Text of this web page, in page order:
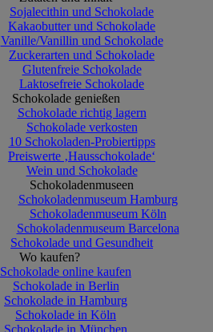
Sojalecithin und Schokolade
Kakaobutter und Schokolade
Vanille/Vanillin und Schokolade
Zuckerarten und Schokolade
Glutenfreie Schokolade
Laktosefreie Schokolade
Schokolade genießen
Schokolade richtig lagern
Schokolade verkosten
10 Schokoladen-Probiertipps
Preiswerte ‚Hausschokolade‘
Wein und Schokolade
Schokoladenmuseen
Schokoladenmuseum Hamburg
Schokoladenmuseum Köln
Schokoladenmuseum Barcelona
Schokolade und Gesundheit
Wo kaufen?
Schokolade online kaufen
Schokolade in Berlin
Schokolade in Hamburg
Schokolade in Köln
Schokolade in München